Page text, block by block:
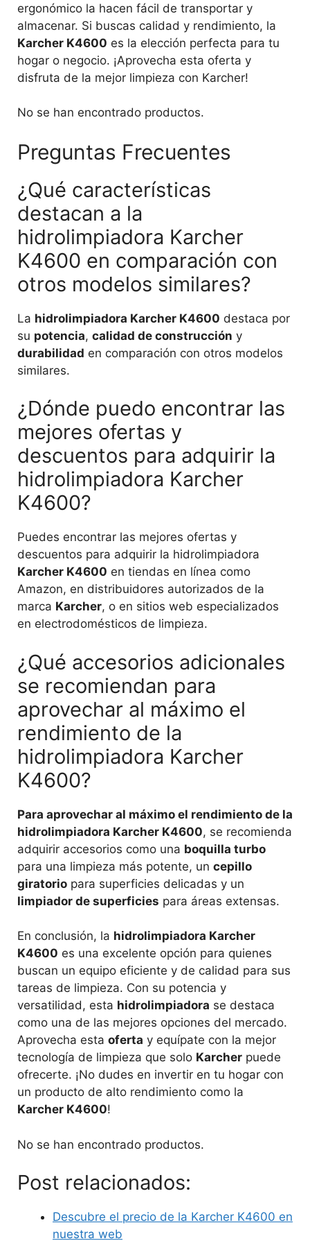
ergonómico la hacen fácil de transportar y
almacenar. Si buscas calidad y rendimiento, la
Karcher K4600 es la elección perfecta para tu
hogar o negocio. ¡Aprovecha esta oferta y
disfruta de la mejor limpieza con Karcher!
No se han encontrado productos.
Preguntas Frecuentes
¿Qué características
destacan a la
hidrolimpiadora Karcher
K4600 en comparación con
otros modelos similares?
La hidrolimpiadora Karcher K4600 destaca por
su potencia, calidad de construcción y
durabilidad en comparación con otros modelos
similares.
¿Dónde puedo encontrar las
mejores ofertas y
descuentos para adquirir la
hidrolimpiadora Karcher
K4600?
Puedes encontrar las mejores ofertas y
descuentos para adquirir la hidrolimpiadora
Karcher K4600 en tiendas en línea como
Amazon, en distribuidores autorizados de la
marca Karcher, o en sitios web especializados
en electrodomésticos de limpieza.
¿Qué accesorios adicionales
se recomiendan para
aprovechar al máximo el
rendimiento de la
hidrolimpiadora Karcher
K4600?
Para aprovechar al máximo el rendimiento de la
hidrolimpiadora Karcher K4600, se recomienda
adquirir accesorios como una boquilla turbo
para una limpieza más potente, un cepillo
giratorio para superficies delicadas y un
limpiador de superficies para áreas extensas.
En conclusión, la hidrolimpiadora Karcher
K4600 es una excelente opción para quienes
buscan un equipo eficiente y de calidad para sus
tareas de limpieza. Con su potencia y
versatilidad, esta hidrolimpiadora se destaca
como una de las mejores opciones del mercado.
Aprovecha esta oferta y equípate con la mejor
tecnología de limpieza que solo Karcher puede
ofrecerte. ¡No dudes en invertir en tu hogar con
un producto de alto rendimiento como la
Karcher K4600!
No se han encontrado productos.
Post relacionados:
Descubre el precio de la Karcher K4600 en
nuestra web